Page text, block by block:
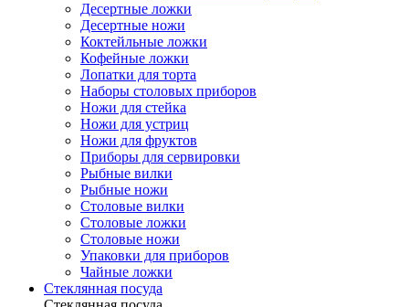
Десертные ложки
Десертные ножи
Коктейльные ложки
Кофейные ложки
Лопатки для торта
Наборы столовых приборов
Ножи для стейка
Ножи для устриц
Ножи для фруктов
Приборы для сервировки
Рыбные вилки
Рыбные ножи
Столовые вилки
Столовые ложки
Столовые ножи
Упаковки для приборов
Чайные ложки
Стеклянная посуда